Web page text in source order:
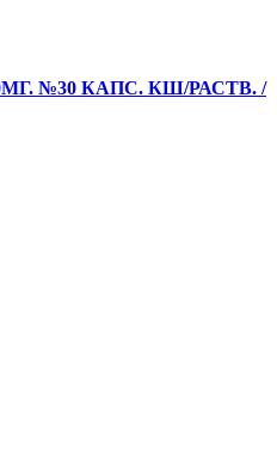
№30 КАПС. КШ/РАСТВ. /